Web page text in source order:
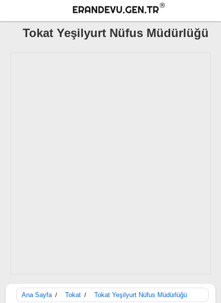
Tokat Yeşilyurt Nüfus Müdürlüğü
Ana Sayfa / Tokat / Tokat Yeşilyurt Nüfus Müdürlüğü